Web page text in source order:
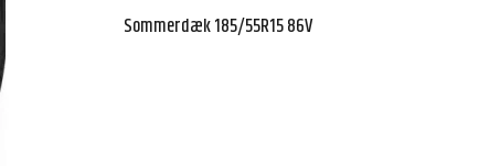
Sommerdæk 185/55R15 86V